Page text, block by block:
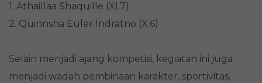
1. Athaillaa Shaquille (XI.7)
2. Quinnsha Euler Indratno (X.6)
Selain menjadi ajang kompetisi, kegiatan ini juga
menjadi wadah pembinaan karakter, sportivitas,